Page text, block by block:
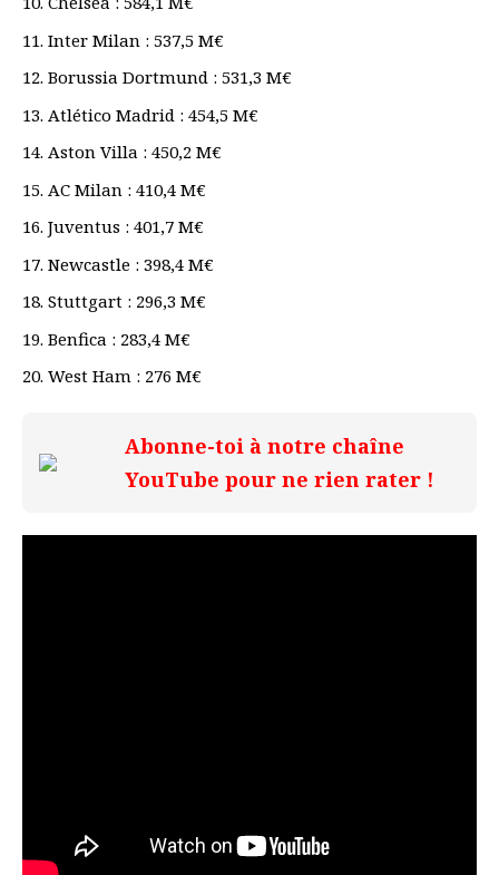
Inter Milan : 537,5 M€
Borussia Dortmund : 531,3 M€
Atlético Madrid : 454,5 M€
Aston Villa : 450,2 M€
AC Milan : 410,4 M€
Juventus : 401,7 M€
Newcastle : 398,4 M€
Stuttgart : 296,3 M€
Benfica : 283,4 M€
West Ham : 276 M€
Abonne-toi à notre chaîne
YouTube pour ne rien rater !